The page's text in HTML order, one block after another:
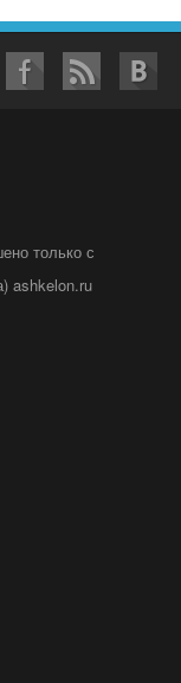
только с
ashkelon.ru